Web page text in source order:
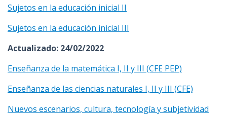
Sujetos en la educación inicial II
Sujetos en la educación inicial III
Actualizado: 24/02/2022
Enseñanza de la matemática I, II y III (CFE PEP)
Enseñanza de las ciencias naturales I, II y III (CFE)
Nuevos escenarios, cultura, tecnología y subjetividad